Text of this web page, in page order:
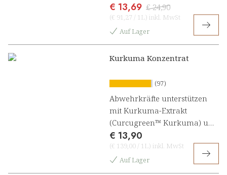
€ 13,69 € 24,90
(€ 91,27 / 1L) inkl. MwSt
Auf Lager
Kurkuma Konzentrat
(97)
Abwehrkräfte unterstützen
mit Kurkuma-Extrakt
(Curcugreen™ Kurkuma) und
Vitamin C [1, 3]
€ 13,90
(€ 139,00 / 1L) inkl. MwSt
Auf Lager